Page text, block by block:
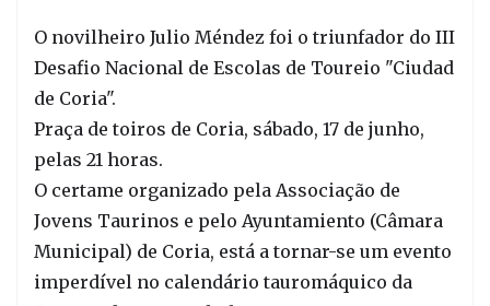
O novilheiro Julio Méndez foi o triunfador do III
Desafio Nacional de Escolas de Toureio "Ciudad
de Coria".
Praça de toiros de Coria, sábado, 17 de junho,
pelas 21 horas.
O certame organizado pela Associação de
Jovens Taurinos e pelo Ayuntamiento (Câmara
Municipal) de Coria, está a tornar-se um evento
imperdível no calendário tauromáquico da